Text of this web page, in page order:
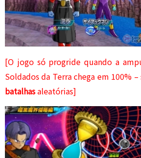
[O jogo só progride quando a
Soldados da Terra chega em 100% –
batalhasaleatórias]